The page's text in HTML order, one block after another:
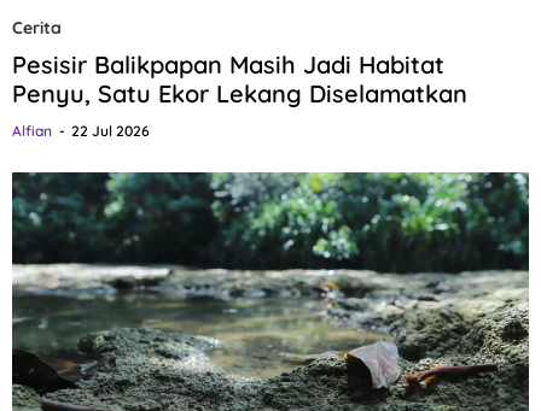
Cerita
Pesisir Balikpapan Masih Jadi Habitat
Penyu, Satu Ekor Lekang Diselamatkan
Alfian 22 Jul 2026